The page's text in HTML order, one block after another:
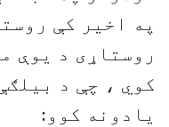
په اخير کې
روستاړی د يوې
کوي ، چې د
يادونه کوو: